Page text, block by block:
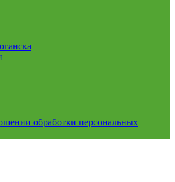
обработки персональных